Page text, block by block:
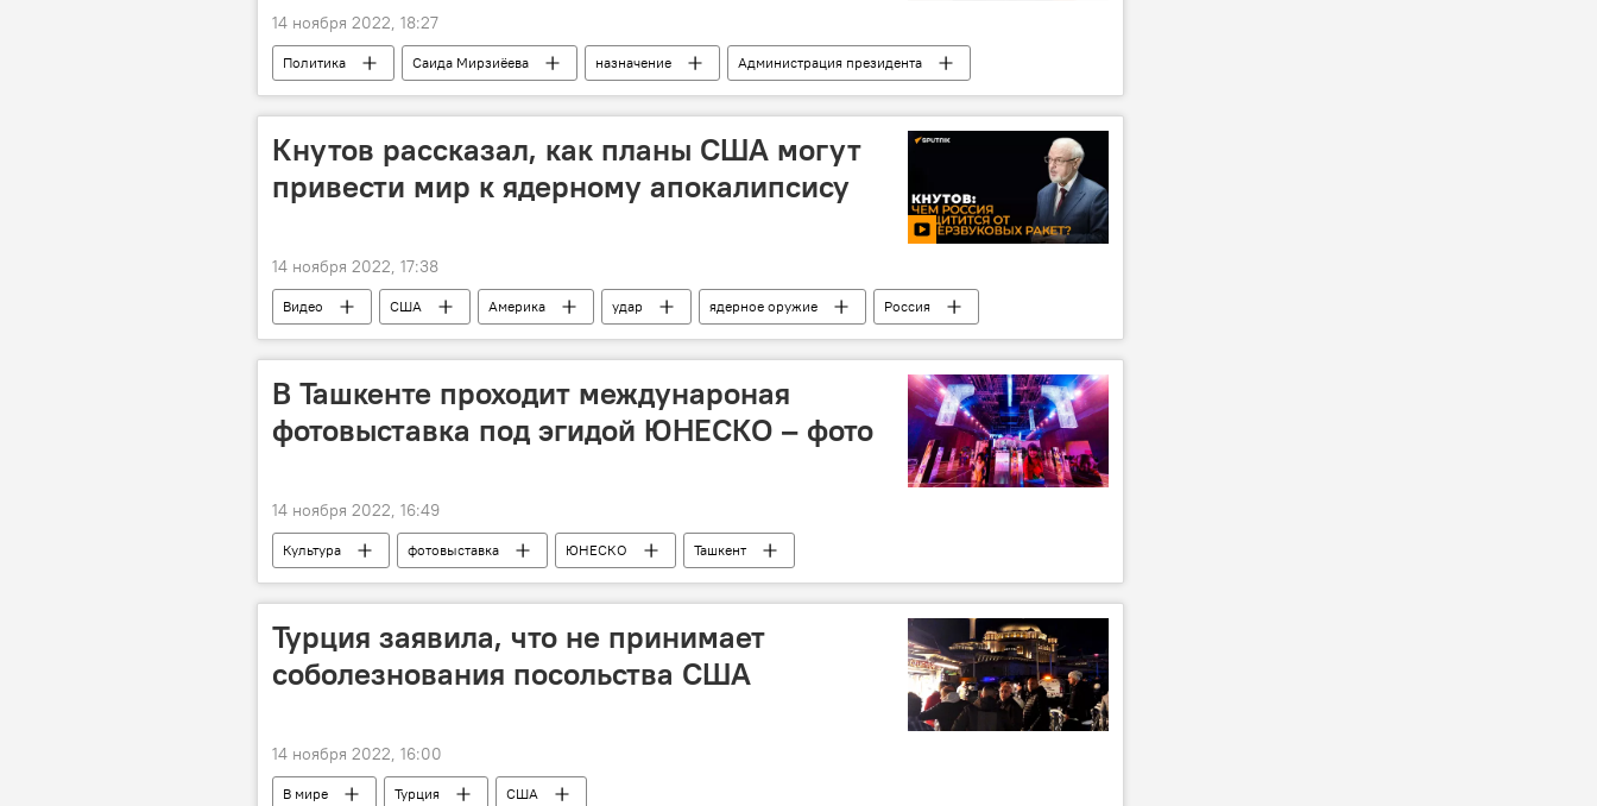
14 ноября 2022, 18:27
Политика Саида Мирзиёева назначение Администрация президента
Кнутов рассказал, как планы США могут
привести мир к ядерному апокалипсису
14 ноября 2022, 17:38
Видео США Америка удар ядерное оружие Россия
В Ташкенте проходит междунароная
фотовыставка под эгидой ЮНЕСКО – фото
14 ноября 2022, 16:49
Культура фотовыставка ЮНЕСКО Ташкент
Турция заявила, что не принимает
соболезнования посольства США
14 ноября 2022, 16:00
В мире Турция США